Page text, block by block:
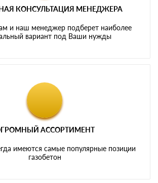
КОНСУЛЬТАЦИЯ МЕНЕДЖЕРА
и наш менеджер подберет наиболее
вариант под Ваши нужды
АССОРТИМЕНТ
имеются самые популярные позиции
газобетон